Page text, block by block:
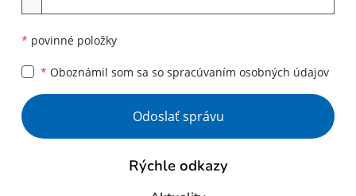
* povinné položky
* Oboznámil som sa so spracúvaním osobných údajov
Google reCaptcha Response
Odoslať správu
Rýchle odkazy